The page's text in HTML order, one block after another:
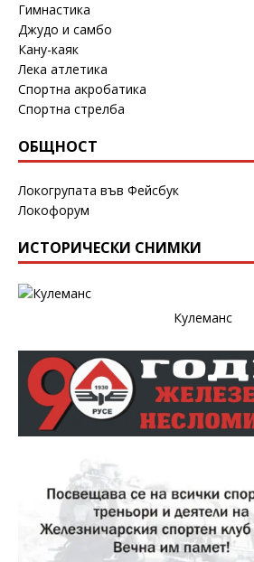
Гимнастика
Джудо и самбо
Кану-каяк
Лека атлетика
Спортна акробатика
Спортна стрелба
ОБЩНОСТ
Локогрупата във Фейсбук
Локофорум
ИСТОРИЧЕСКИ СНИМКИ
Кулеманс